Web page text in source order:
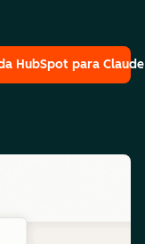
HubSpot para Claude